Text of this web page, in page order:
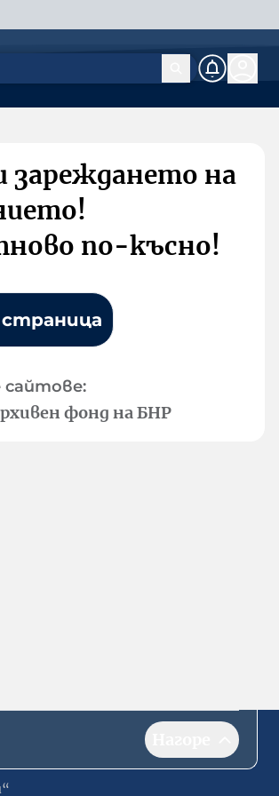
зареждането на
по-късно!
фонд на БНР